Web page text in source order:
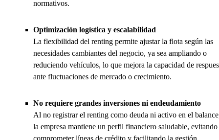
normativos.
Optimización logística y escalabilidad
La flexibilidad del renting permite ajustar la flota según las
necesidades cambiantes del negocio, ya sea ampliando o
reduciendo vehículos, lo que mejora la capacidad de
ante fluctuaciones de mercado o crecimiento.
No requiere grandes inversiones ni endeudamiento
Al no registrar el renting como deuda ni activo en el
la empresa mantiene un perfil financiero saludable, evitando
comprometer líneas de crédito y facilitando la gestión